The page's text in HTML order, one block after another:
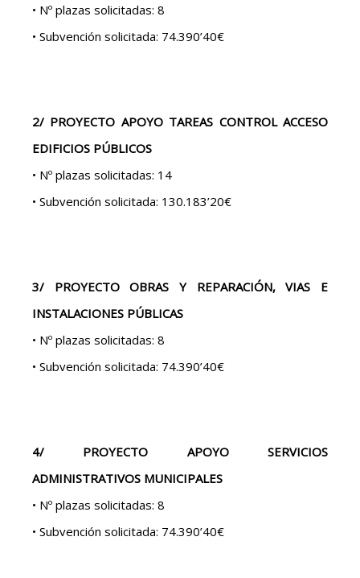
• Nº plazas solicitadas: 8
• Subvención solicitada: 74.390’40€
2/ PROYECTO APOYO TAREAS CONTROL ACCESO
EDIFICIOS PÚBLICOS
• Nº plazas solicitadas: 14
• Subvención solicitada: 130.183’20€
3/ PROYECTO OBRAS Y REPARACIÓN, VIAS E
INSTALACIONES PÚBLICAS
• Nº plazas solicitadas: 8
• Subvención solicitada: 74.390’40€
4/ PROYECTO APOYO SERVICIOS
ADMINISTRATIVOS MUNICIPALES
• Nº plazas solicitadas: 8
• Subvención solicitada: 74.390’40€